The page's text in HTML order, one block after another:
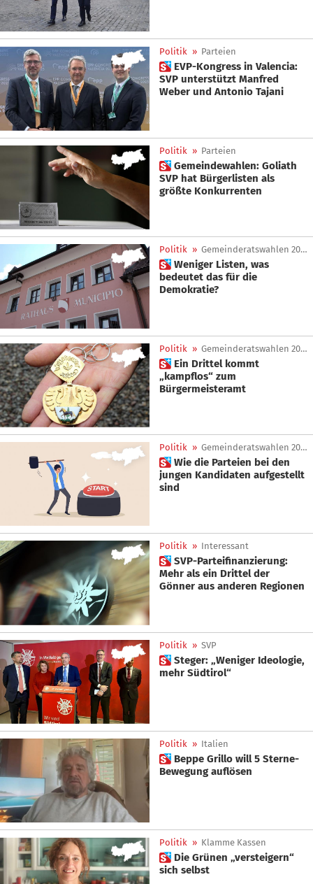
Politik » Parteien
 EVP-Kongress in Valencia:
SVP unterstützt Manfred
Weber und Antonio Tajani
Politik » Parteien
 Gemeindewahlen: Goliath
SVP hat Bürgerlisten als
größte Konkurrenten
Politik » Gemeinderatswahlen 2025
 Weniger Listen, was
bedeutet das für die
Demokratie?
Politik » Gemeinderatswahlen 2025
 Ein Drittel kommt
„kampflos“ zum
Bürgermeisteramt
Politik » Gemeinderatswahlen 2025
 Wie die Parteien bei den
jungen Kandidaten aufgestellt
sind
Politik » Interessant
 SVP-Parteifinanzierung:
Mehr als ein Drittel der
Gönner aus anderen Regionen
Politik » SVP
 Steger: „Weniger Ideologie,
mehr Südtirol“
Politik » Italien
 Beppe Grillo will 5 Sterne-
Bewegung auflösen
Politik » Klamme Kassen
 Die Grünen „versteigern“
sich selbst